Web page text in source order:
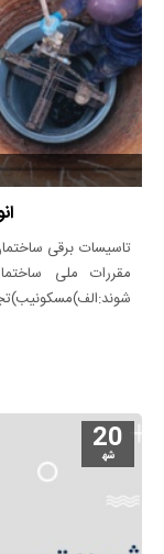
تاسیسات برقی
مقررات ملی
20
شه‍